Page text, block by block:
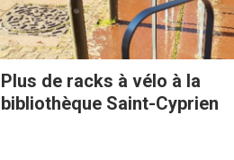
Plus de racks à vélo à la
bibliothèque Saint-Cyprien